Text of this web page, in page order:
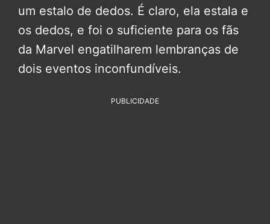
um estalo de dedos. É claro, ela estala e
os dedos, e foi o suficiente para os fãs
da Marvel engatilharem lembranças de
dois eventos inconfundíveis.
PUBLICIDADE